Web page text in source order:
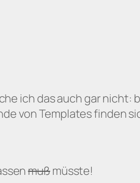
ich das auch gar nicht:
von Templates finden
mußmüsste!